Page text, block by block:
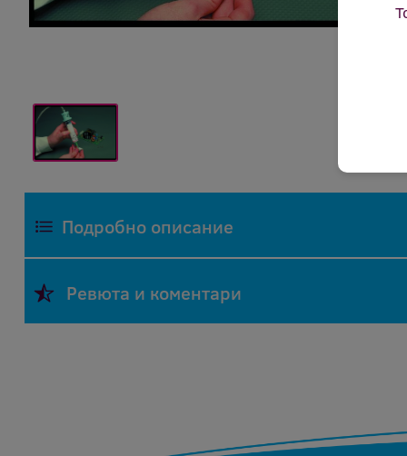
Подробно описание
Ревюта и коментари